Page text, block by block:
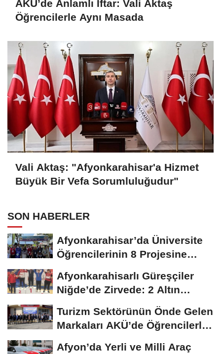
AKÜ’de Anlamlı İftar: Vali Aktaş
Öğrencilerle Aynı Masada
Vali Aktaş: "Afyonkarahisar'a Hizmet
Büyük Bir Vefa Sorumluluğudur"
SON HABERLER
Afyonkarahisar’da Üniversite
Öğrencilerinin 8 Projesine
Afyonkarahisarlı Güreşçiler
Niğde’de Zirvede: 2 Altın
Turizm Sektörünün Önde Gelen
Markaları AKÜ’de Öğrencilerle
Afyon’da Yerli ve Milli Araç